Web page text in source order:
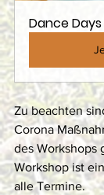
Dance
Zu beachten
Corona
des Workshops
Workshop ist
alle Termine.